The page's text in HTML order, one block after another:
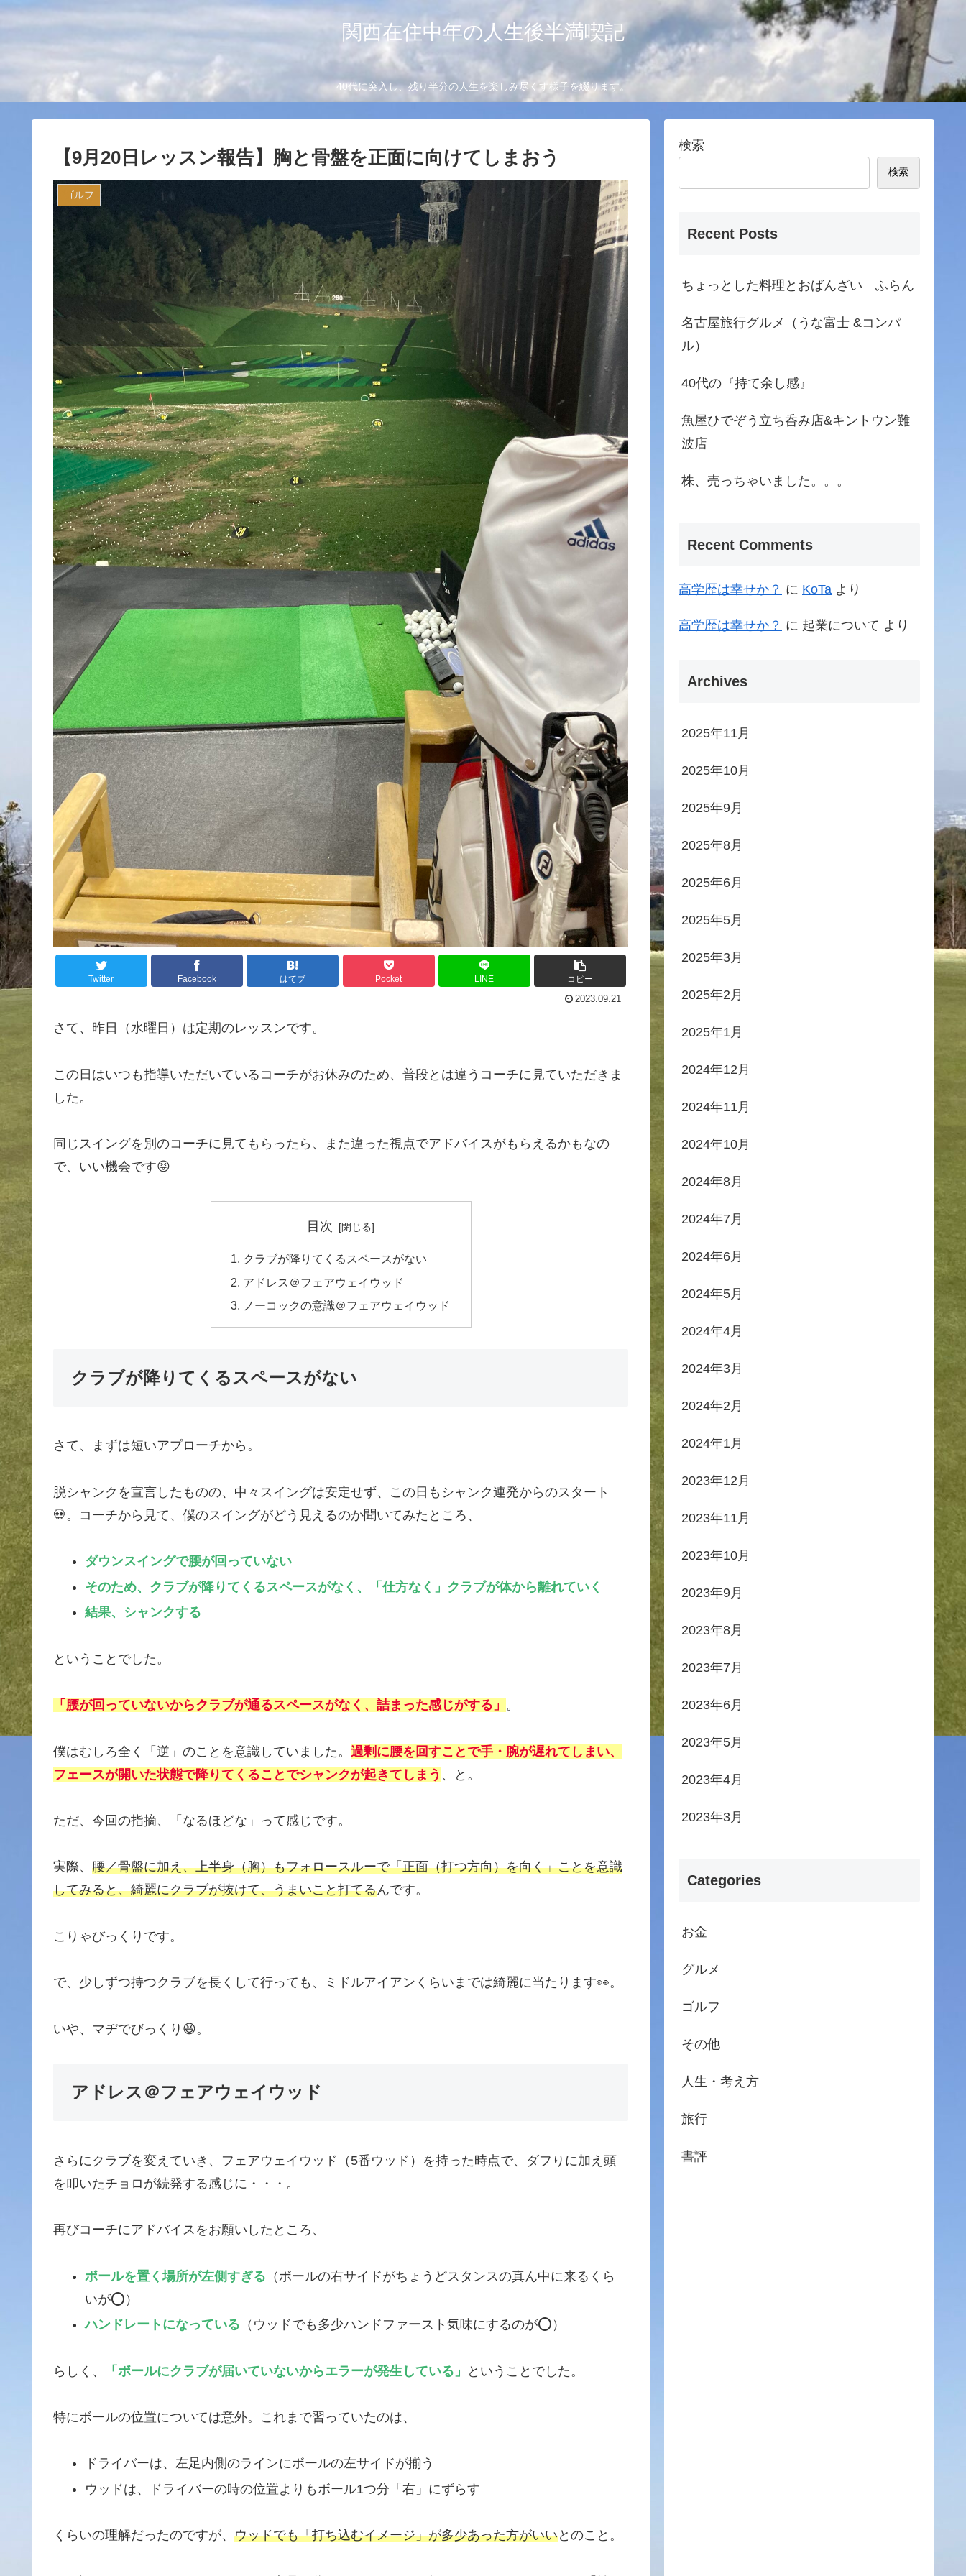
関西在住中年の人生後半満喫記
40代に突入し、残り半分の人生を楽しみ尽くす様子を綴ります。
【9月20日レッスン報告】胸と骨盤を正面に向けてしまおう
ゴルフ
Twitter Facebook はてブ Pocket LINE コピー
2023.09.21
さて、昨日（水曜日）は定期のレッスンです。
この日はいつも指導いただいているコーチがお休みのため、普段とは違うコーチに見ていただきま
した。
同じスイングを別のコーチに見てもらったら、また違った視点でアドバイスがもらえるかもなの
で、いい機会です😝
目次
クラブが降りてくるスペースがない
アドレス＠フェアウェイウッド
ノーコックの意識＠フェアウェイウッド
クラブが降りてくるスペースがない
さて、まずは短いアプローチから。
脱シャンクを宣言したものの、中々スイングは安定せず、この日もシャンク連発からのスタート
💀。コーチから見て、僕のスイングがどう見えるのか聞いてみたところ、
ダウンスイングで腰が回っていない
そのため、クラブが降りてくるスペースがなく、「仕方なく」クラブが体から離れていく
結果、シャンクする
ということでした。
「腰が回っていないからクラブが通るスペースがなく、詰まった感じがする」 。
僕はむしろ全く「逆」のことを意識していました。 過剰に腰を回すことで手・腕が遅れてしまい、
フェースが開いた状態で降りてくることでシャンクが起きてしまう 、と。
ただ、今回の指摘、「なるほどな」って感じです。
実際、 腰／骨盤に加え、上半身（胸）もフォロースルーで「正面（打つ方向）を向く」ことを意識
してみると、綺麗にクラブが抜けて、うまいこと打てるんです。
こりゃびっくりです。
で、少しずつ持つクラブを長くして行っても、ミドルアイアンくらいまでは綺麗に当たります👀。
いや、マヂでびっくり😆。
アドレス＠フェアウェイウッド
さらにクラブを変えていき、フェアウェイウッド（5番ウッド）を持った時点で、ダフりに加え頭
を叩いたチョロが続発する感じに・・・。
再びコーチにアドバイスをお願いしたところ、
ボールを置く場所が左側すぎる （ボールの右サイドがちょうどスタンスの真ん中に来るくら
いが⭕️）
ハンドレートになっている （ウッドでも多少ハンドファースト気味にするのが⭕️）
らしく、 「ボールにクラブが届いていないからエラーが発生している」 ということでした。
特にボールの位置については意外。これまで習っていたのは、
ドライバーは、左足内側のラインにボールの左サイドが揃う
ウッドは、ドライバーの時の位置よりもボール1つ分「右」にずらす
くらいの理解だったのですが、 ウッドでも「打ち込むイメージ」が多少あった方がいいとのこと。
検索
検索
Recent Posts
ちょっとした料理とおばんざい ふらん
名古屋旅行グルメ（うな富士 &コンパ
ル）
40代の『持て余し感』
魚屋ひでぞう立ち呑み店&キントウン難
波店
株、売っちゃいました。。。
Recent Comments
高学歴は幸せか？ に KoTa より
高学歴は幸せか？ に 起業について より
Archives
2025年11月
2025年10月
2025年9月
2025年8月
2025年6月
2025年5月
2025年3月
2025年2月
2025年1月
2024年12月
2024年11月
2024年10月
2024年8月
2024年7月
2024年6月
2024年5月
2024年4月
2024年3月
2024年2月
2024年1月
2023年12月
2023年11月
2023年10月
2023年9月
2023年8月
2023年7月
2023年6月
2023年5月
2023年4月
2023年3月
Categories
お金
グルメ
ゴルフ
その他
人生・考え方
旅行
書評